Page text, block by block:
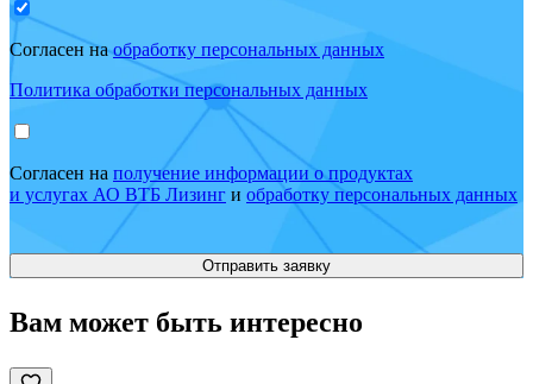
Согласен наобработку персональных данных
Политика обработки персональных данных
Согласен на получение информации о продуктах
и услугах АО ВТБ Лизинг и обработку персональных данных
Вам может быть интересно